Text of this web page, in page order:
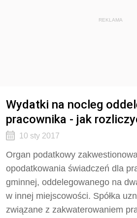
REKLAMA
Wydatki na nocleg
pracownika - jak
10 sty 2017
Organ podatkowy
opodatkowania świadczeń dla
gminnej, oddelegowanego na
w innej miejscowości. Spółka
związane z zakwaterowaniem